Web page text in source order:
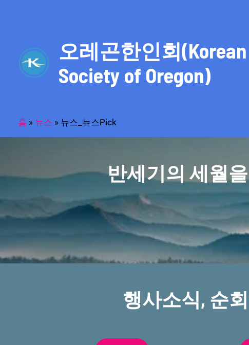
오레곤한인회(Korean
Society of Oregon)
홈 » 뉴스 » 뉴스_뉴스Pick
반세기의 세월
행사소식, 순